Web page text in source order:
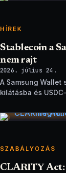
HÍREK
Stablecoin a
nem rajt
2026. július 24.
A Samsung
kilátásba és
SZABÁLYOZÁS
CLARITY Act: